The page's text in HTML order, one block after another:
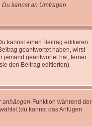
kannst an Umfragen
kannst einen Beitrag editieren
geantwortet haben, wirst
jemand geantwortet hat, ferner
den Beitrag editierten).
anhängen-Funktion während der
(du kannst das Anfügen